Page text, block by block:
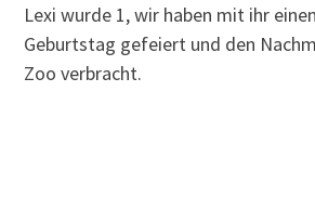
Lexi wurde 1, wir haben mit ihr
Geburtstag gefeiert und den
Zoo verbracht.